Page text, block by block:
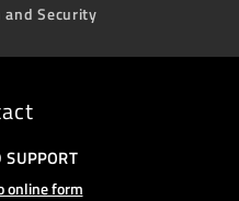
and Security
SUPPORT
online form